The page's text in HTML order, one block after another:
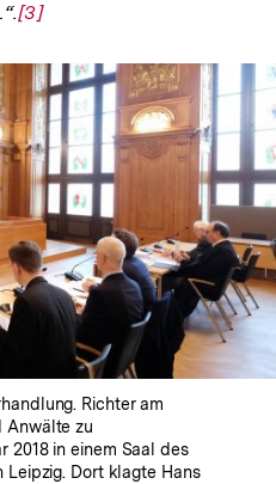
Zur
der
Fußnote
[3]
Richter am
Anwälte zu
2018 in einem Saal des
Leipzig. Dort klagte Hans